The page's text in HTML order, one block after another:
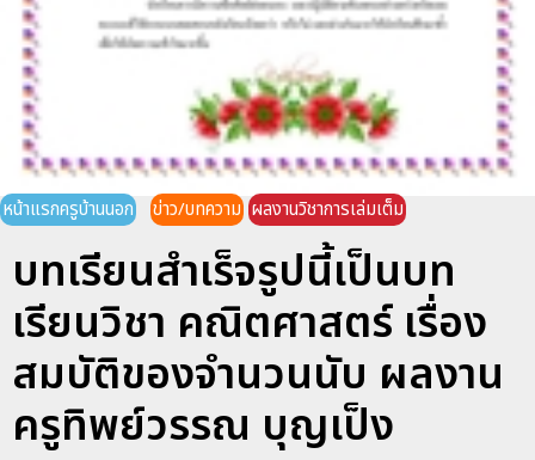
หน้าแรกครูบ้านนอก ข่าว/บทความ ผลงานวิชาการเล่มเต็ม
บทเรียนสำเร็จรูปนี้เป็นบท
เรียนวิชา คณิตศาสตร์ เรื่อง
สมบัติของจำนวนนับ ผลงาน
ครูทิพย์วรรณ บุญเป็ง